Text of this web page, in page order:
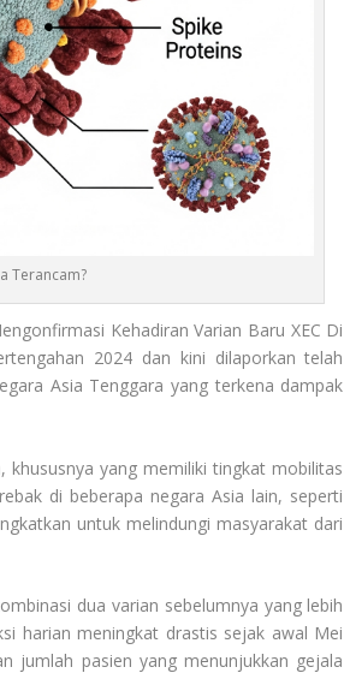
Terancam?
Kehadiran Varian Baru XEC Di
2024 dan kini dilaporkan telah
Asia Tenggara yang terkena dampak
khususnya yang memiliki tingkat mobilitas
di beberapa negara Asia lain, seperti
untuk melindungi masyarakat dari
dua varian sebelumnya yang lebih
harian meningkat drastis sejak awal Mei
jumlah pasien yang menunjukkan gejala